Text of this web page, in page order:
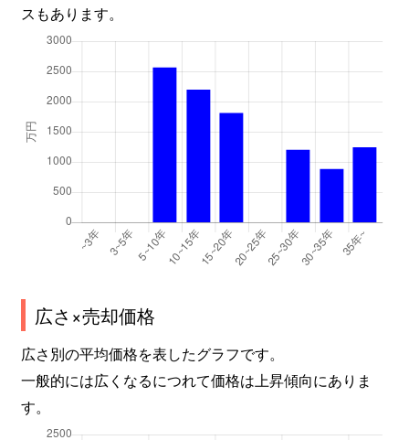
スもあります。
広さ×売却価格
広さ別の平均価格を表したグラフです。
一般的には広くなるにつれて価格は上昇傾向にありま
す。